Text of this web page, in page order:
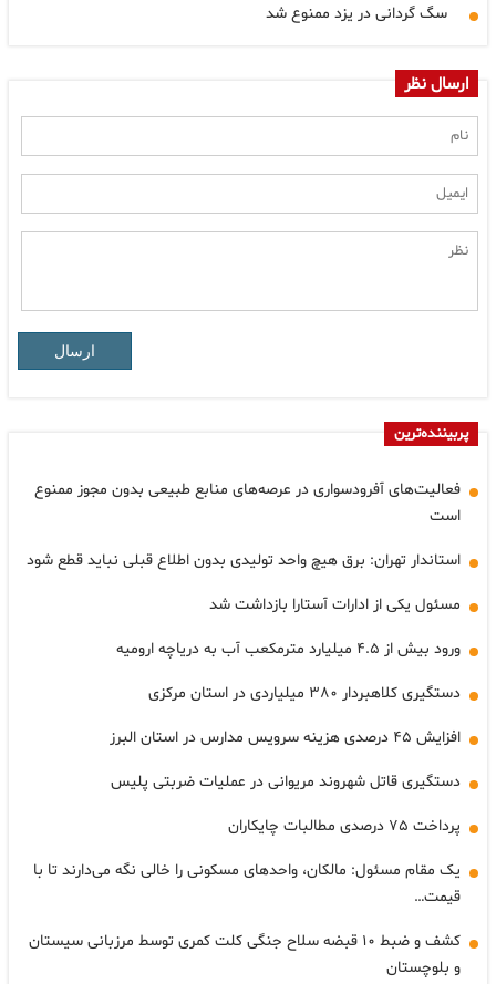
سگ گردانی در یزد ممنوع شد
ارسال نظر
ارسال
پربیننده‌ترین
فعالیت‌های آفرودسواری در عرصه‌های منابع طبیعی بدون مجوز ممنوع
است
استاندار تهران: برق هیچ واحد تولیدی بدون اطلاع قبلی نباید قطع شود
مسئول یکی از ادارات آستارا بازداشت شد
ورود بیش از ۴.۵ میلیارد مترمکعب آب به دریاچه ارومیه
دستگیری کلاهبردار ۳۸۰ میلیاردی در استان مرکزی
افزایش ۴۵ درصدی هزینه سرویس مدارس در استان البرز
دستگیری قاتل شهروند مریوانی در عملیات ضربتی پلیس
پرداخت ۷۵ درصدی مطالبات چایکاران
یک مقام مسئول: مالکان، واحدهای مسکونی را خالی نگه می‌دارند تا با
قیمت…
کشف و ضبط ۱۰ قبضه سلاح جنگی کلت کمری توسط مرزبانی سیستان
و بلوچستان